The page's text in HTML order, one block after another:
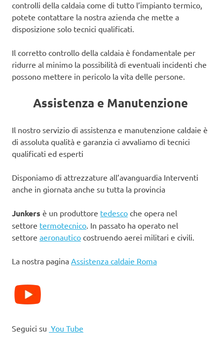
controlli della caldaia come di tutto l’impianto termico,
potete contattare la nostra azienda che mette a
disposizione solo tecnici qualificati.
Il corretto controllo della caldaia è fondamentale per
ridurre al minimo la possibilità di eventuali incidenti che
possono mettere in pericolo la vita delle persone.
Assistenza e Manutenzione
Il nostro servizio di assistenza e manutenzione caldaie è
di assoluta qualità e garanzia ci avvaliamo di tecnici
qualificati ed esperti
Disponiamo di attrezzature all’avanguardia Interventi
anche in giornata anche su tutta la provincia
Junkers è un produttore tedesco che opera nel
settore termotecnico . In passato ha operato nel
settore aeronautico costruendo aerei militari e civili.
La nostra pagina Assistenza caldaie Roma
Seguici su You Tube